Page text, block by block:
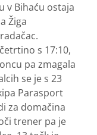
v Bihaću ostaja
Žiga
s 17:10,
pa zmagala
se je s 23
Parasport
za domačina
trener pa je